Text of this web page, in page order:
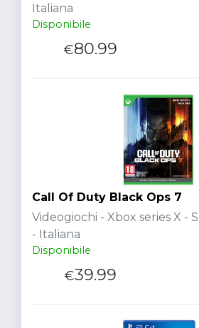
Italiana
Disponibile
€80.99
Call Of Duty Black Ops 7
Videogiochi - Xbox series X -
- Italiana
Disponibile
€39.99